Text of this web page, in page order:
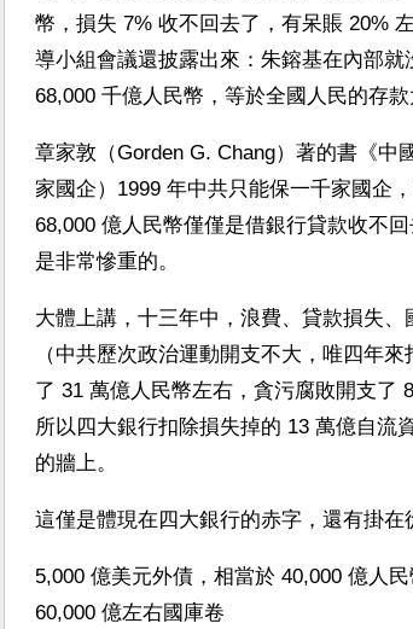
幣，損失 7% 收不回去了，有呆賬 20%
導小組會議還披露出來：朱鎔基在內部
68,000 千億人民幣，等於全國人民的存
章家敦（Gorden G. Chang）著的書《
家國企）1999 年中共只能保一千家國企
68,000 億人民幣僅僅是借銀行貸款收不
是非常慘重的。
大體上講，十三年中，浪費、貸款損失
（中共歷次政治運動開支不大，唯四年
了 31 萬億人民幣左右，貪污腐敗開支了
所以四大銀行扣除損失掉的 13 萬億自流
的牆上。
這僅是體現在四大銀行的赤字，還有掛在
5,000 億美元外債，相當於 40,000 億人民
60,000 億左右國庫卷